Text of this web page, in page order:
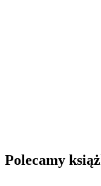
Polecamy